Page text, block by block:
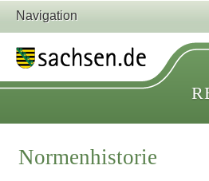
Navigation
Normenhistorie